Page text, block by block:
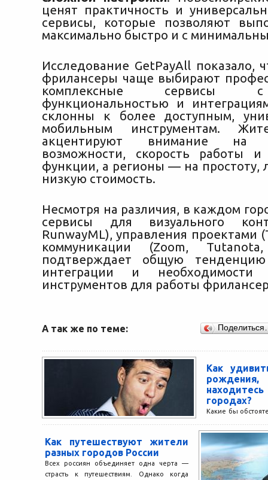
ценят практичность и
сервисы, которые позволяют
максимально быстро и с
Исследование GetPayAll показало,
фрилансеры чаще выбирают
комплексные сервисы
функциональностью и
склонны к более доступным,
мобильным инструментам.
акцентируют внимание на
возможности, скорость работы
функции, а регионы — на простоту,
низкую стоимость.
Несмотря на различия, в каждом
сервисы для визуального
RunwayML), управления проектами
коммуникации (Zoom,
подтверждает общую
интеграции и необходимости
инструментов для работы
А так же по теме:
Как
городах?
Какие бы
рождения своего
поздравить...
Как путешествуют жители
разных городов России
Всех россиян объединяет одна черта —
страсть к путешествиям. Однако когда